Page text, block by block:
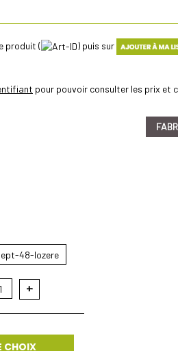
produit ( ) puis sur
pour pouvoir consulter les prix et
48-lozere
1 +
CHOIX